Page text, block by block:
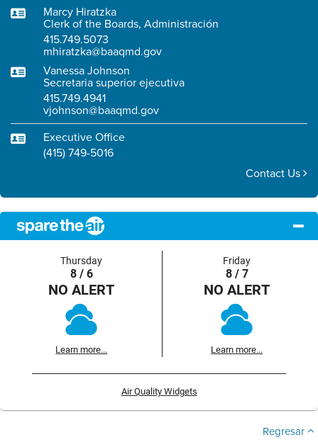
Marcy Hiratzka
Clerk of the Boards, Administración
415.749.5073
mhiratzka@baaqmd.gov
Vanessa Johnson
Secretaria superior ejecutiva
415.749.4941
vjohnson@baaqmd.gov
Executive Office
(415) 749-5016
Contact Us
Thursday
8 / 6
NO ALERT
Learn more...
Friday
8 / 7
NO ALERT
Learn more...
Air Quality Widgets
Regresar